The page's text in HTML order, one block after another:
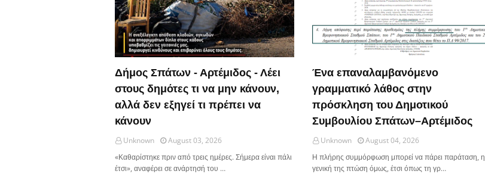
Ένα επαναλαμβανόμενο
γραμματικό λάθος στην
πρόσκληση του Δημοτικού
Συμβουλίου Σπάτων–Αρτέμιδος
Unknown
August 04, 2026
Η πλήρης συμμόρφωση μπορεί να πάρει παράταση, η
γενική της πτώση όμως, έτσι όπως τη γρ…
Δήμος Σπάτων - Αρτέμιδος - Λέει
στους δημότες τι να μην κάνουν,
αλλά δεν εξηγεί τι πρέπει να
κάνουν
Unknown
August 03, 2026
«Καθαρίστηκε πριν από τρεις ημέρες. Σήμερα είναι πάλι
έτσι», αναφέρει σε ανάρτησή του …